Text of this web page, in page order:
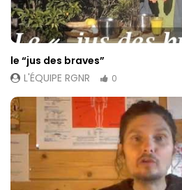
le “jus des braves”
L'ÉQUIPE RGNR
0